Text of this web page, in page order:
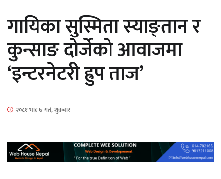
माताकाे नाममा गलत गतिविधि गर्ने थापा प्रहरी
नियन्त्रणमा
नेपालगञ्जमा पर्खाल भत्किँदा दुई मजदुरको मृत्यु
गायिका सुस्मिता स्याङ्तान र
कुन्साङ दोर्जेको आवाजमा
‘इन्टरनेटरी ह्रुप ताज’
२०८१ भाद्र ७ गते, शुक्रबार